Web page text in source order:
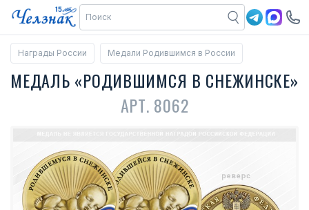
Награды России Медали Родившимся в России
МЕДАЛЬ «РОДИВШИМСЯ В СНЕЖИНСКЕ»
АРТ. 8062